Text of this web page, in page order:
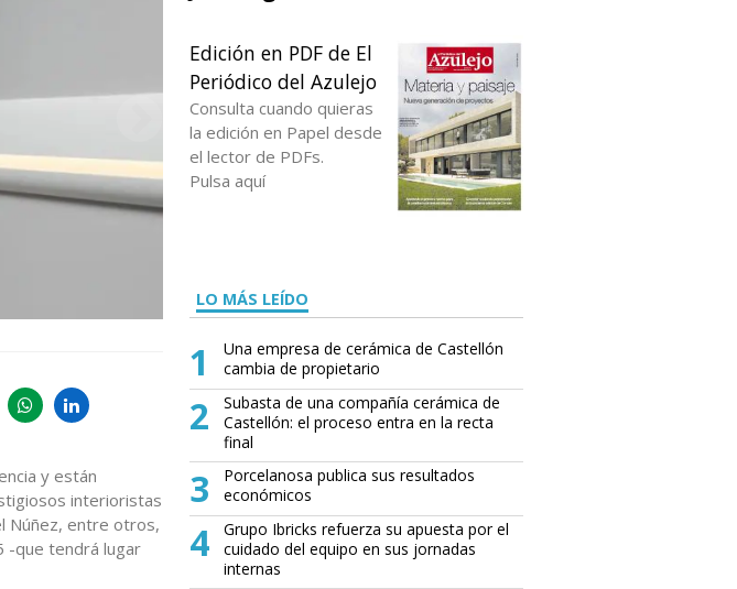
y están
interioristas
Núñez, entre otros,
-que tendrá lugar
Edición en PDF de El
Periódico del Azulejo
Consulta cuando quieras
la edición en Papel desde
el lector de PDFs.
Pulsa aquí
LO MÁS LEÍDO
1
Una empresa de cerámica de Castellón
cambia de propietario
2
Subasta de una compañía cerámica de
Castellón: el proceso entra en la recta
final
3
Porcelanosa publica sus resultados
económicos
4
Grupo Ibricks refuerza su apuesta por el
cuidado del equipo en sus jornadas
internas